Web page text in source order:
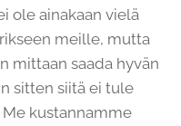
ole ainakaan vielä
meille, mutta
mittaan saada hyvän
sitten siitä ei tule
kustannamme